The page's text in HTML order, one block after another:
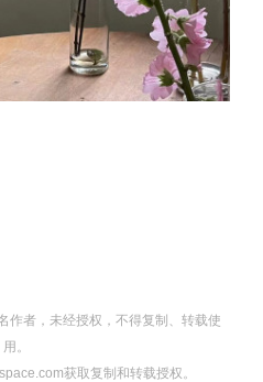
作者，未经授权，不得复制、转载使
用。
获取复制和转载授权。